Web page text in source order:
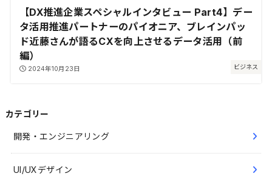
ビジネス
【DX推進企業スペシャルインタビュー Part4】デー
タ活用推進パートナーのパイオニア、ブレインパッ
ド近藤さんが語るCXを向上させるデータ活用（前
編）
2024年10月23日
カテゴリー
開発・エンジニアリング
UI/UXデザイン